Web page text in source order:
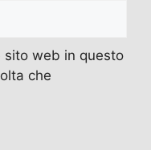
sito web in questo
che